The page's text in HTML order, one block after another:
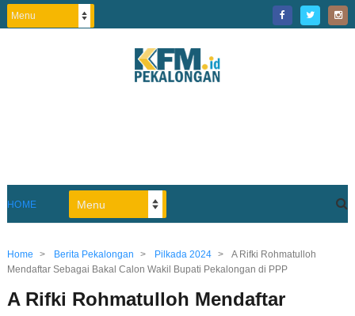
HOME
Home > Berita Pekalongan > Pilkada 2024 >
A Rifki Rohmatulloh
Mendaftar Sebagai Bakal Calon Wakil Bupati Pekalongan di PPP
A Rifki Rohmatulloh Mendaftar